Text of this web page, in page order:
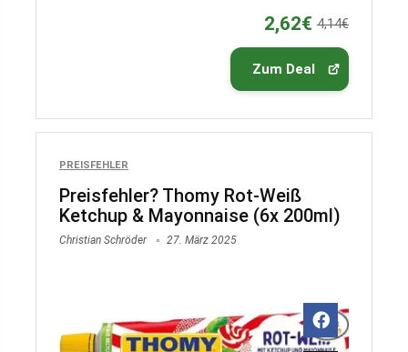
2,62€ 4,14€
Zum Deal
PREISFEHLER
Preisfehler? Thomy Rot-Weiß
Ketchup & Mayonnaise (6x 200ml)
Christian Schröder 27. März 2025